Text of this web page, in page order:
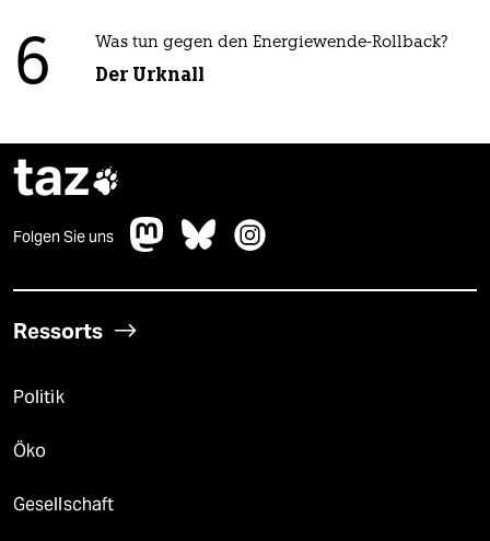
6 Was tun gegen den Energiewende-Rollback?
Der Urknall
taz
Folgen Sie uns
Ressorts
Politik
Öko
Gesellschaft